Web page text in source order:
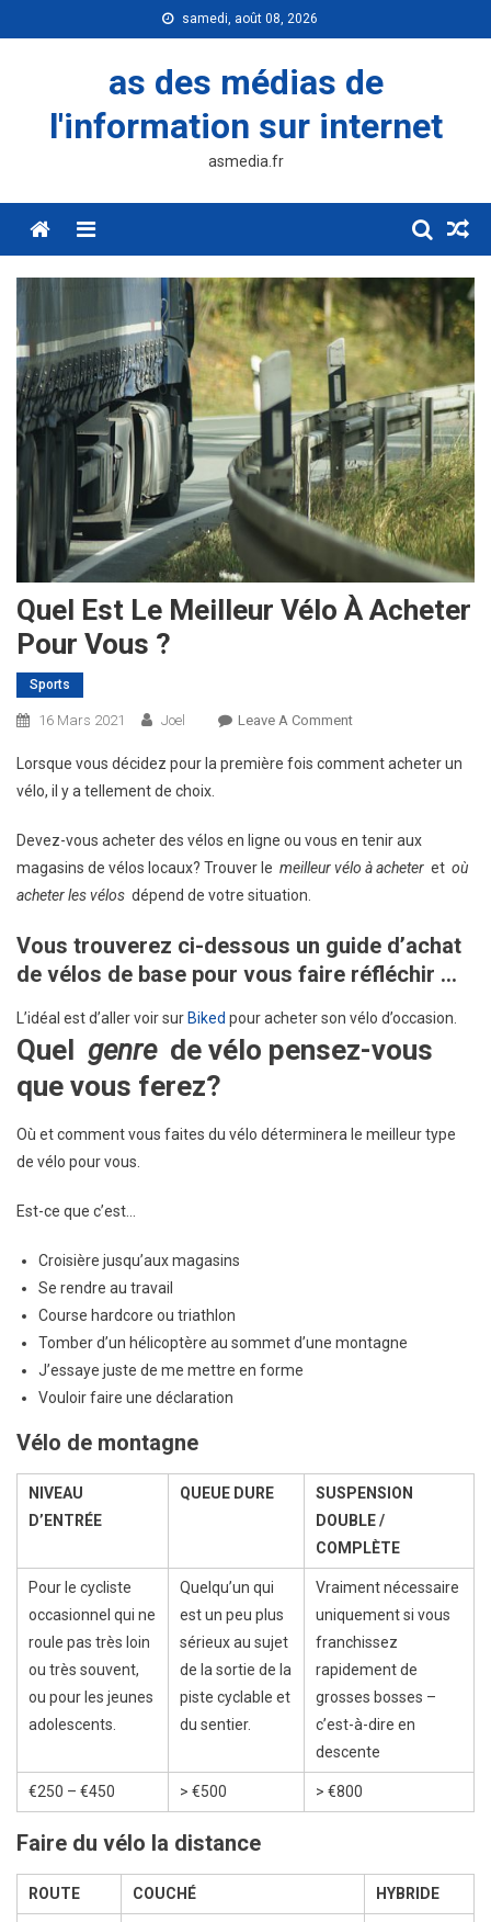
to
samedi, août 08, 2026
as des médias de
l'information sur internet
asmedia.fr
Menu
Quel Est Le Meilleur Vélo À Acheter
Pour Vous ?
Sports
16 Mars 2021 Joel Leave A CommentOn
Est
Vélo
À
Vous
?
Lorsque vous décidez pour la première fois comment acheter un
vélo, il y a tellement de choix.
Devez-vous acheter des vélos en ligne ou vous en tenir aux
magasins de vélos locaux? Trouver le meilleur vélo à acheter et où
acheter les vélos dépend de votre situation.
Vous trouverez ci-dessous un guide d’achat
de vélos de base pour vous faire réfléchir …
L’idéal est d’aller voir sur Biked pour acheter son vélo d’occasion.
Quel genrede vélo pensez-vous
que vous ferez?
Où et comment vous faites du vélo déterminera le meilleur type
de vélo pour vous.
Est-ce que c’est…
Croisière jusqu’aux magasins
Se rendre au travail
Course hardcore ou triathlon
Tomber d’un hélicoptère au sommet d’une montagne
J’essaye juste de me mettre en forme
Vouloir faire une déclaration
Vélo de montagne
NIVEAU
D’ENTRÉE
QUEUE DURE
SUSPENSION
DOUBLE /
COMPLÈTE
Pour le cycliste
occasionnel qui ne
roule pas très loin
ou très souvent,
ou pour les jeunes
adolescents.
Quelqu’un qui
est un peu plus
sérieux au sujet
de la sortie de la
piste cyclable et
du sentier.
Vraiment nécessaire
uniquement si vous
franchissez
rapidement de
grosses bosses –
c’est-à-dire en
descente
€250 – €450 > €500 > €800
Faire du vélo la distance
ROUTE COUCHÉ HYBRIDE